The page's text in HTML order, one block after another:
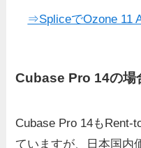
⇒SpliceでOzone 11
Cubase Pro 14の場
Cubase Pro 14もRent-
ていますが、日本国内